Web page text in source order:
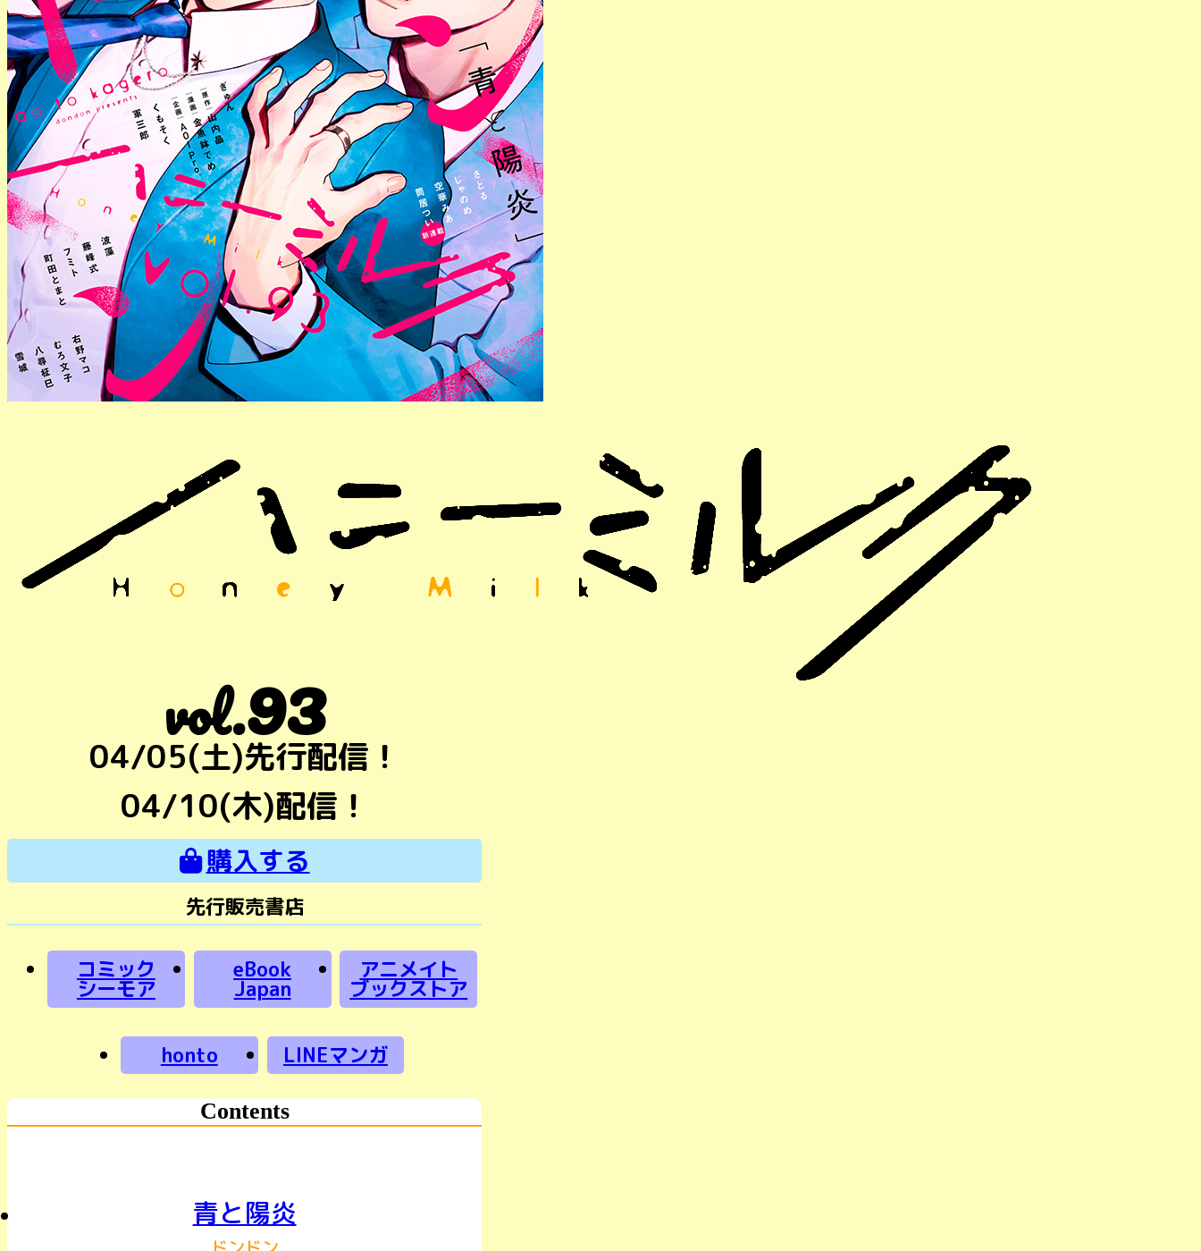
vol.93
04/05(土)先行配信！
04/10(木)配信！
購入する
先行販売書店
コミック
シーモア
eBook
Japan
アニメイト
ブックストア
honto LINEマンガ
Contents
青と陽炎